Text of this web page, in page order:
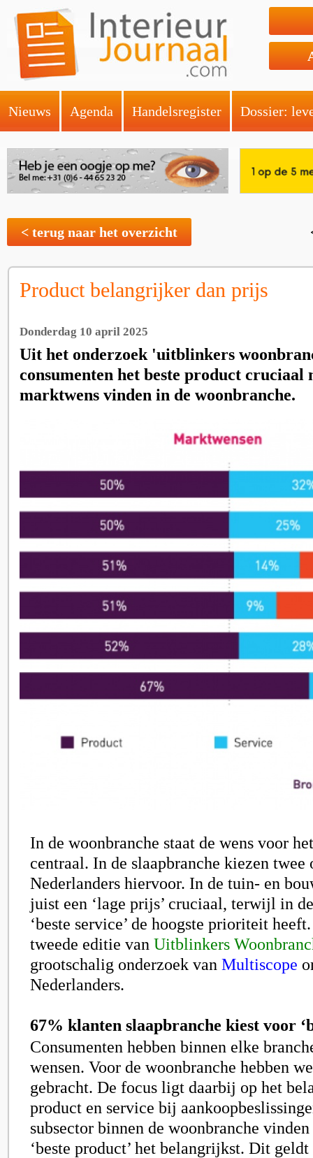
Nieuws Agenda Handelsregister Dossier:
< terug naar het overzicht
Product belangrijker dan prijs
Donderdag 10 april 2025
Uit het onderzoek 'uitblinkers
consumenten het beste product cruciaal
marktwens vinden in de woonbranche.
In de woonbranche staat de wens voor
centraal. In de slaapbranche kiezen twee
Nederlanders hiervoor. In de tuin- en
juist een ‘lage prijs’ cruciaal, terwijl in
‘beste service’ de hoogste prioriteit
tweede editie van Uitblinkers
grootschalig onderzoek van Multiscope
Nederlanders.
67% klanten slaapbranche kiest voor
Consumenten hebben binnen elke
wensen. Voor de woonbranche hebben
gebracht. De focus ligt daarbij op het
product en service bij
subsector binnen de woonbranche
‘beste product’ het belangrijkst. Dit